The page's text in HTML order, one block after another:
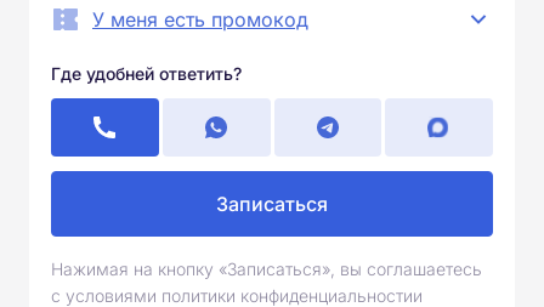
У меня есть промокод
Где удобней ответить?
Записаться
Нажимая на кнопку «Записаться», вы соглашаетесь
с условиями политики конфиденциальностии